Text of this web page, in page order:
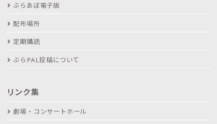
ぶらあぼ電子版
配布場所
定期購読
ぶらPAL投稿について
リンク集
劇場・コンサートホール